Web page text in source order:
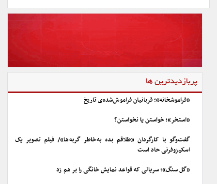
پربازدیدترین ها
«فراموشخانه»؛ قربانیان فراموش‌شده‌ی تاریخ
«استخر»؛ خواستن یا نخواستن؟
گفت‌وگو با کارگردان «طلاقم بده به خاطر گربه ها»/ فیلم تصویر یک
اسکیزوفرنی حاد است
«گل سنگ»؛ سریالی که قواعد نمایش خانگی را بر هم زد